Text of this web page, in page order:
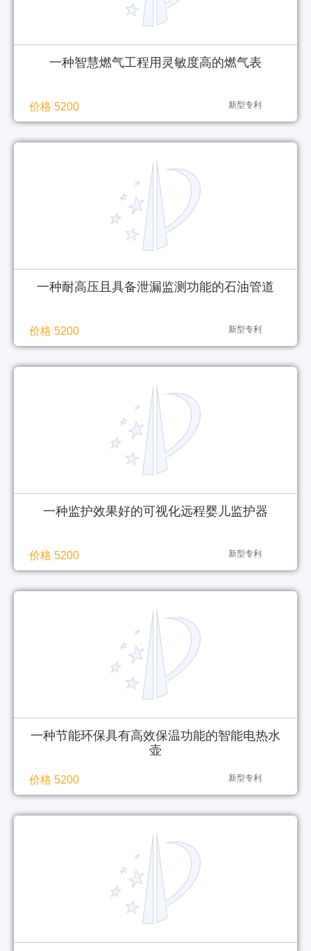
一种智慧燃气工程用灵敏度高的燃气表
价格 5200 新型专利
一种耐高压且具备泄漏监测功能的石油管道
价格 5200 新型专利
一种监护效果好的可视化远程婴儿监护器
价格 5200 新型专利
一种节能环保具有高效保温功能的智能电热水
壶
价格 5200 新型专利